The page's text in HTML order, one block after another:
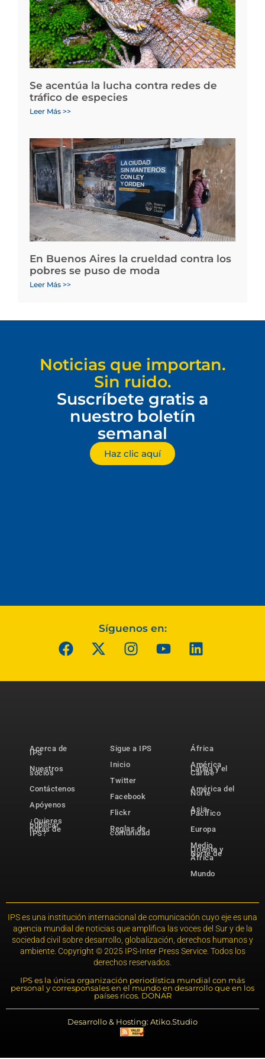
Se acentúa la lucha contra redes de
tráfico de especies
Leer Más >>
En Buenos Aires la crueldad contra los
pobres se puso de moda
Leer Más >>
Noticias que importan.
Sin ruido.
Suscríbete gratis a
nuestro boletín
semanal
Haz clic aquí
Síguenos en:
Acerca de
IPS
Nuestros
socios
Contáctenos
Apóyenos
¿Quieres
publicar
notas de
IPS?
Sigue a IPS
Inicio
Twitter
Facebook
Flickr
Reglas de
comunidad
África
América
Latina y el
Caribe
América del
Norte
Asia-
Pacífico
Europa
Medio
Oriente y
Norte de
África
Mundo
IPS es una institución internacional de comunicación cuyo eje es una
agencia mundial de noticias que amplifica las voces del Sur y de la
sociedad civil sobre desarrollo, globalización, derechos humanos y
ambiente. Copyright © 2025 IPS-Inter Press Service. Todos los
derechos reservados.
IPS es la única organización periodística mundial con más
personal y corresponsales en el mundo en desarrollo que en los
países ricos. DONAR
Desarrollo & Hosting: Atiko.Studio